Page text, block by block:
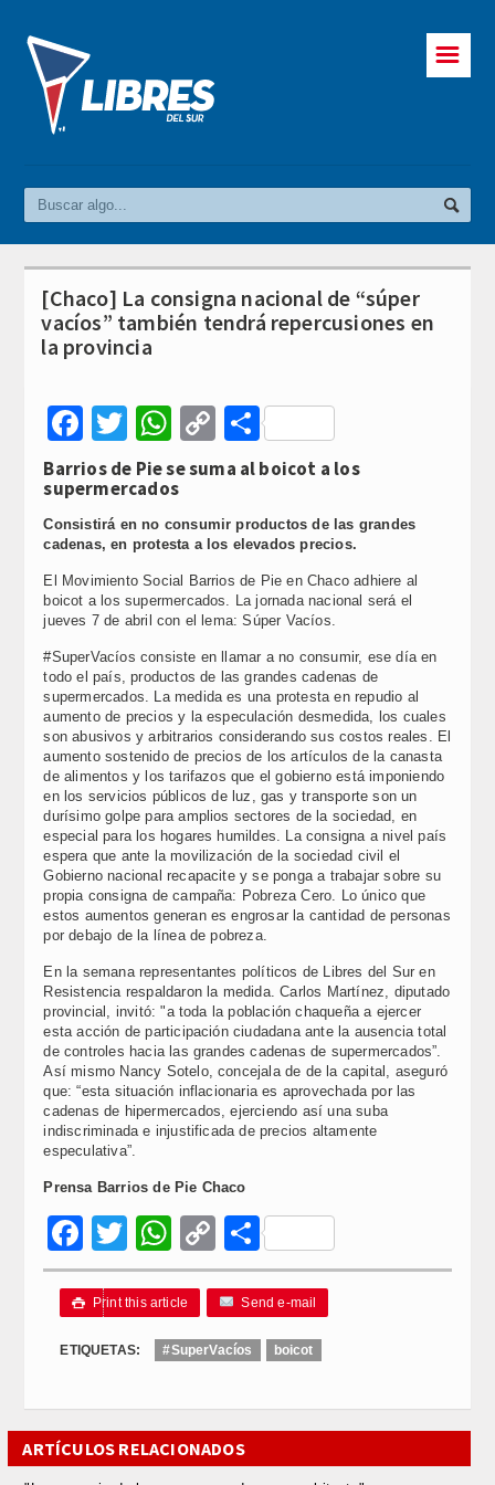
☰
[Chaco] La consigna nacional de “súper
vacíos” también tendrá repercusiones en
la provincia
Facebook
Twitter
WhatsApp
Copy
Link
Compartir
Barrios de Pie se suma al boicot a los
supermercados
Consistirá en no consumir productos de las grandes
cadenas, en protesta a los elevados precios.
El Movimiento Social Barrios de Pie en Chaco adhiere al
boicot a los supermercados. La jornada nacional será el
jueves 7 de abril con el lema: Súper Vacíos.
#SuperVacíos consiste en llamar a no consumir, ese día en
todo el país, productos de las grandes cadenas de
supermercados. La medida es una protesta en repudio al
aumento de precios y la especulación desmedida, los cuales
son abusivos y arbitrarios considerando sus costos reales. El
aumento sostenido de precios de los artículos de la canasta
de alimentos y los tarifazos que el gobierno está imponiendo
en los servicios públicos de luz, gas y transporte son un
durísimo golpe para amplios sectores de la sociedad, en
especial para los hogares humildes. La consigna a nivel país
espera que ante la movilización de la sociedad civil el
Gobierno nacional recapacite y se ponga a trabajar sobre su
propia consigna de campaña: Pobreza Cero. Lo único que
estos aumentos generan es engrosar la cantidad de personas
por debajo de la línea de pobreza.
En la semana representantes políticos de Libres del Sur en
Resistencia respaldaron la medida. Carlos Martínez, diputado
provincial, invitó: "a toda la población chaqueña a ejercer
esta acción de participación ciudadana ante la ausencia total
de controles hacia las grandes cadenas de supermercados”.
Así mismo Nancy Sotelo, concejala de de la capital, aseguró
que: “esta situación inflacionaria es aprovechada por las
cadenas de hipermercados, ejerciendo así una suba
indiscriminada e injustificada de precios altamente
especulativa”.
Prensa Barrios de Pie Chaco
Facebook
Twitter
WhatsApp
Copy
Link
Compartir
 Print this article Send e-mail
ETIQUETAS: #SuperVacíos boicot
ARTÍCULOS RELACIONADOS